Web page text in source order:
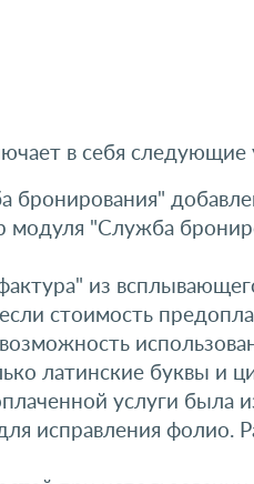
в себя
бронирования"
"Служба
из
если стоимость
латинские буквы
услуги
исправления